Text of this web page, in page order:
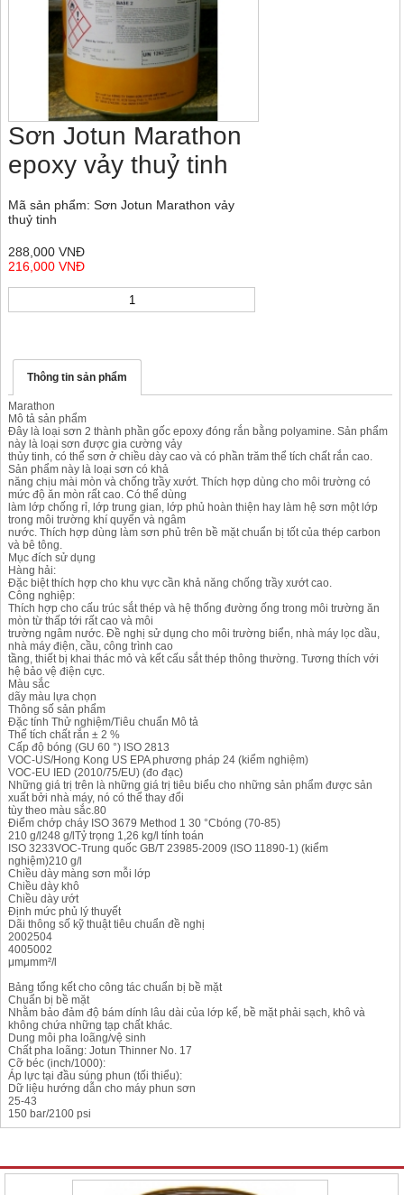
Sơn Jotun Marathon
epoxy vảy thuỷ tinh
Mã sản phẩm: Sơn Jotun Marathon vảy
thuỷ tinh
288,000 VNĐ
216,000 VNĐ
Thông tin sản phẩm
Marathon
Mô tả sản phẩm
Đây là loại sơn 2 thành phần gốc epoxy đóng rắn bằng polyamine. Sản phẩm
này là loại sơn được gia cường vảy
thủy tinh, có thể sơn ở chiều dày cao và có phần trăm thể tích chất rắn cao.
Sản phẩm này là loại sơn có khả
năng chịu mài mòn và chống trầy xướt. Thích hợp dùng cho môi trường có
mức độ ăn mòn rất cao. Có thể dùng
làm lớp chống rỉ, lớp trung gian, lớp phủ hoàn thiện hay làm hệ sơn một lớp
trong môi trường khí quyển và ngâm
nước. Thích hợp dùng làm sơn phủ trên bề mặt chuẩn bị tốt của thép carbon
và bê tông.
Mục đích sử dụng
Hàng hải:
Đặc biệt thích hợp cho khu vực cần khả năng chống trầy xướt cao.
Công nghiệp:
Thích hợp cho cấu trúc sắt thép và hệ thống đường ống trong môi trường ăn
mòn từ thấp tới rất cao và môi
trường ngâm nước. Đề nghị sử dụng cho môi trường biển, nhà máy lọc dầu,
nhà máy điện, cầu, công trình cao
tầng, thiết bị khai thác mỏ và kết cấu sắt thép thông thường. Tương thích với
hệ bảo vệ điện cực.
Màu sắc
dãy màu lựa chọn
Thông số sản phẩm
Đặc tính Thử nghiệm/Tiêu chuẩn Mô tả
Thể tích chất rắn ± 2 %
Cấp độ bóng (GU 60 °) ISO 2813
VOC-US/Hong Kong US EPA phương pháp 24 (kiểm nghiệm)
VOC-EU IED (2010/75/EU) (đo đạc)
Những giá trị trên là những giá trị tiêu biểu cho những sản phẩm được sản
xuất bởi nhà máy, nó có thể thay đổi
tùy theo màu sắc.80
Điểm chớp cháy ISO 3679 Method 1 30 °Cbóng (70-85)
210 g/l248 g/lTỷ trọng 1,26 kg/l tính toán
ISO 3233VOC-Trung quốc GB/T 23985-2009 (ISO 11890-1) (kiểm
nghiệm)210 g/l
Chiều dày màng sơn mỗi lớp
Chiều dày khô
Chiều dày ướt
Định mức phủ lý thuyết
Dãi thông số kỹ thuật tiêu chuẩn đề nghị
2002504
4005002
μmμmm²/l
Bảng tổng kết cho công tác chuẩn bị bề mặt
Chuẩn bị bề mặt
Nhằm bảo đảm độ bám dính lâu dài của lớp kế, bề mặt phải sạch, khô và
không chứa những tạp chất khác.
Dung môi pha loãng/vệ sinh
Chất pha loãng: Jotun Thinner No. 17
Cỡ béc (inch/1000):
Áp lực tại đầu súng phun (tối thiểu):
Dữ liệu hướng dẫn cho máy phun sơn
25-43
150 bar/2100 psi